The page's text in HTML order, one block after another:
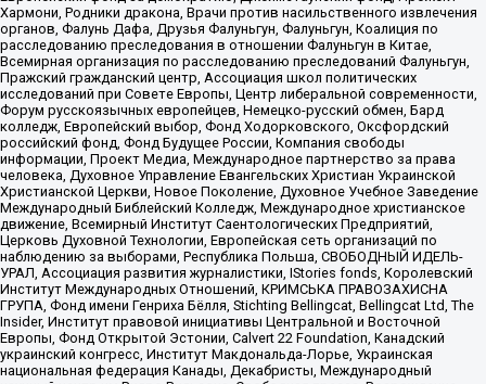
Хармони, Родники дракона, Врачи против насильственного извлечения
органов, Фалунь Дафа, Друзья Фалуньгун, Фалуньгун, Коалиция по
расследованию преследования в отношении Фалуньгун в Китае,
Всемирная организация по расследованию преследований Фалуньгун,
Пражский гражданский центр, Ассоциация школ политических
исследований при Совете Европы, Центр либеральной современности,
Форум русскоязычных европейцев, Немецко-русский обмен, Бард
колледж, Европейский выбор, Фонд Ходорковского, Оксфордский
российский фонд, Фонд Будущее России, Компания свободы
информации, Проект Медиа, Международное партнерство за права
человека, Духовное Управление Евангельских Христиан Украинской
Христианской Церкви, Новое Поколение, Духовное Учебное Заведение
Международный Библейский Колледж, Международное христианское
движение, Всемирный Институт Саентологических Предприятий,
Церковь Духовной Технологии, Европейская сеть организаций по
наблюдению за выборами, Республика Польша, СВОБОДНЫЙ ИДЕЛЬ-
УРАЛ, Ассоциация развития журналистики, IStories fonds, Королевский
Институт Международных Отношений, КРИМСЬКА ПРАВОЗАХИСНА
ГРУПА, Фонд имени Генриха Бёлля, Stichting Bellingcat, Bellingcat Ltd, The
Insider, Институт правовой инициативы Центральной и Восточной
Европы, Фонд Открытой Эстонии, Calvert 22 Foundation, Канадский
украинский конгресс, Институт Макдональда-Лорье, Украинская
национальная федерация Канады, Декабристы, Международный